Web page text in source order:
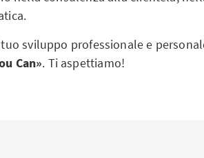
sviluppo professionale e
Can». Ti aspettiamo!